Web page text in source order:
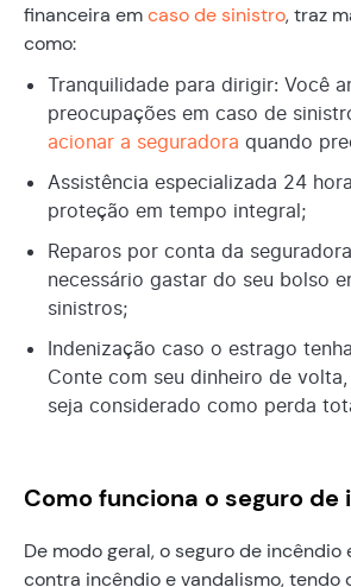
financeira emcaso de sinistro, traz
como:
Tranquilidade para dirigir: Você
preocupações em caso de
acionar a seguradora quando
Assistência especializada 24
proteção em tempo integral;
Reparos por conta da
necessário gastar do seu bolso
sinistros;
Indenização caso o estrago
Conte com seu dinheiro de
seja considerado como perda
Como funciona o seguro de
De modo geral, o seguro de incêndio
contra incêndio e vandalismo, tendo